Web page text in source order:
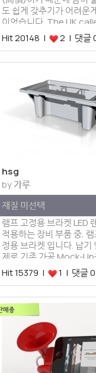
도 쉽게 갖추기가 어려운
이었습니다. The UK
obot Ltd…
Hit 20148 | 2 | 댓글
hsg
by가루
재질 미선택
램프 고정용 브라켓 LED
적용하는 장비 부품 중,
정용 브라켓 입니다. 납기
제로 기존 가공 Mock-
Hit 15379 |
1 | 댓글 0